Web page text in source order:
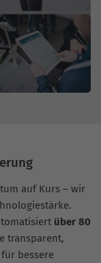
auf Kurs – wir
über 80
transparent,
bessere